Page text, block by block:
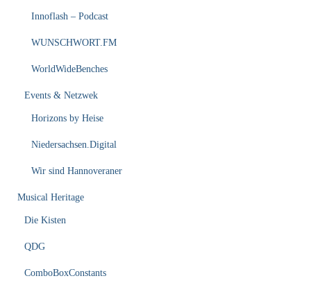
Innoflash – Podcast
WUNSCHWORT.FM
WorldWideBenches
Events & Netzwek
Horizons by Heise
Niedersachsen.Digital
Wir sind Hannoveraner
Musical Heritage
Die Kisten
QDG
ComboBoxConstants